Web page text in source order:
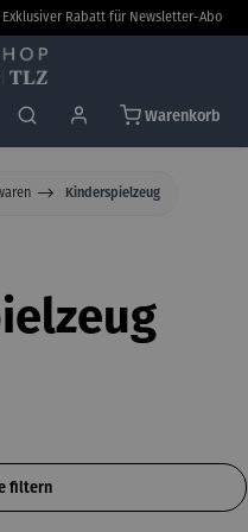
Exklusiver Rabatt für Newsletter-Abo
Warenkorb
Kinderspielzeug
filtern